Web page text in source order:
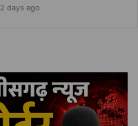
2 days ago